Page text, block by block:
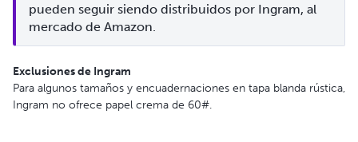
pueden seguir siendo distribuidos por Ingram, al
mercado de Amazon.
Exclusiones de Ingram
Para algunos tamaños y encuadernaciones en tapa blanda rústica,
Ingram no ofrece papel crema de 60#.